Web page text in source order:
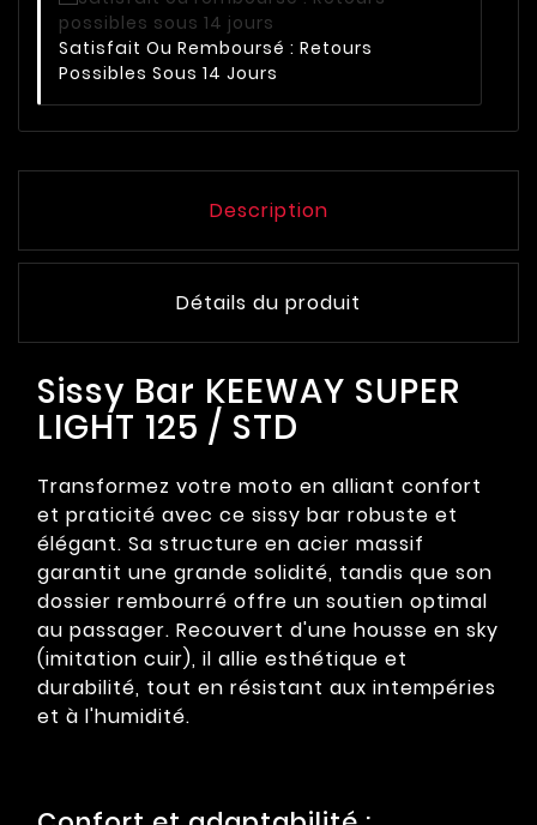
Satisfait Ou Remboursé : Retours
Possibles Sous 14 Jours
Description
Détails du produit
Sissy Bar KEEWAY SUPER
LIGHT 125 / STD
Transformez votre moto en alliant confort
et praticité avec ce sissy bar robuste et
élégant. Sa structure en acier massif
garantit une grande solidité, tandis que son
dossier rembourré offre un soutien optimal
au passager. Recouvert d'une housse en sky
(imitation cuir), il allie esthétique et
durabilité, tout en résistant aux intempéries
et à l'humidité.